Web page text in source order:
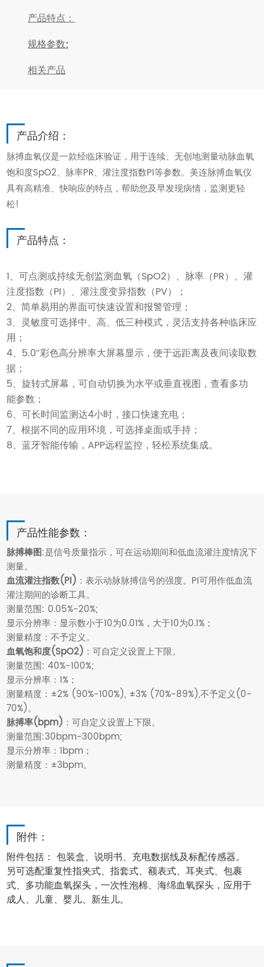
产品特点：
规格参数;
相关产品
产品介绍：
脉搏血氧仪是一款经临床验证，用于连续、无创地测量动脉血氧
饱和度SpO2、脉率PR、灌注度指数PI等参数。美连脉搏血氧仪
具有高精准、快响应的特点，帮助您及早发现病情，监测更轻
松!
产品特点：
1、可点测或持续无创监测血氧（SpO2）、脉率（PR）、灌
注度指数（PI）、灌注度变异指数（PV）；
2、简单易用的界面可快速设置和报警管理；
3、灵敏度可选择中、高、低三种模式，灵活支持各种临床应
用；
4、5.0″彩色高分辨率大屏幕显示，便于远距离及夜间读取数
据；
5、旋转式屏幕，可自动切换为水平或垂直视图，查看多功
能参数；
6、可长时间监测达4小时，接口快速充电；
7、根据不同的应用环境，可选择桌面或手持；
8、蓝牙智能传输，APP远程监控，轻松系统集成。
产品性能参数：
脉搏棒图:是信号质量指示，可在运动期间和低血流灌注度情况下
测量。
血流灌注指数(PI) ：表示动脉脉搏信号的强度。PI可用作低血流
灌注期间的诊断工具。
测量范围: 0.05%-20%;
显示分辨率：显示数小于10为0.01%，大于10为0.1%；
测量精度：不予定义。
血氧饱和度(SpO2) ：可自定义设置上下限。
测量范围: 40%-100%;
显示分辨率：1%；
测量精度：±2% (90%-100%), ±3% (70%-89%),不予定义(0-
70%)。
脉搏率(bpm) ：可自定义设置上下限。
测量范围:30bpm-300bpm;
显示分辨率：1bpm；
测量精度：±3bpm。
附件：
附件包括： 包装盒、说明书、充电数据线及标配传感器。
另可选配重复性指夹式、指套式、额表式、耳夹式、包裹
式、多功能血氧探头，一次性泡棉、海绵血氧探头，应用于
成人、儿童、婴儿、新生儿。